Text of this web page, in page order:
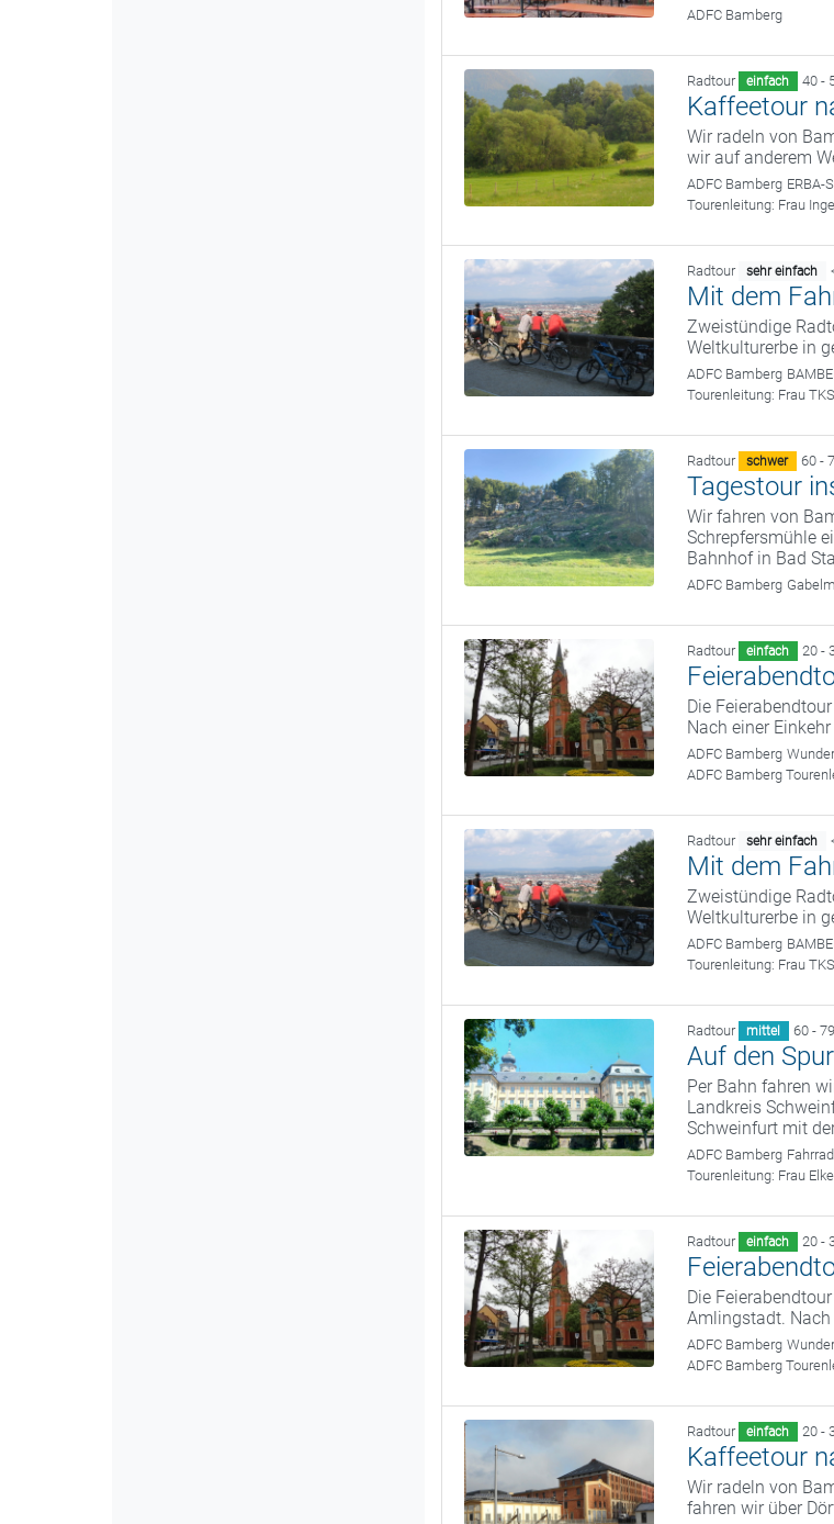
ADFC Bamberg
Radtour einfach 40 -
Kaffeetour
Wir radeln von
wir auf anderem
ADFC Bamberg ERBA-
Tourenleitung: Frau
Radtour sehr einfach
Mit dem
Zweistündige
Weltkulturerbe in
ADFC Bamberg
Tourenleitung: Frau
Radtour schwer 60 -
Tagestour
Wir fahren von
Schrepfersmühle
Bahnhof in Bad
ADFC Bamberg
Radtour einfach 20 -
Die
Nach einer
ADFC Bamberg
ADFC Bamberg
Radtour sehr einfach
Mit dem
Zweistündige
Weltkulturerbe in
ADFC Bamberg
Tourenleitung: Frau
Radtour mittel 60 -
Auf den
Per Bahn fahren
Landkreis
Schweinfurt mit
ADFC Bamberg
Tourenleitung: Frau
Radtour einfach 20 -
Die
Amlingstadt. Nach
ADFC Bamberg
ADFC Bamberg
Radtour einfach 20 -
Kaffeetour
Wir radeln von
fahren wir über